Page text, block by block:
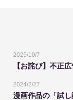
2025/10/7
【お詫び】不正
2024/2/27
漫画作品の「試